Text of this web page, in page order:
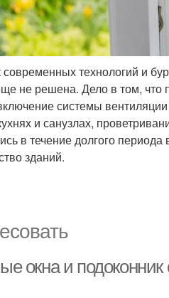
современных технологий и
не решена. Дело в том, что
системы
и санузлах,
в течение долгого
зданий.
окна и